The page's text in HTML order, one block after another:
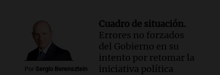
Por Sergio Berensztein
Cuadro de situación.
Errores no forzados
del Gobierno en su
intento por retomar la
iniciativa política